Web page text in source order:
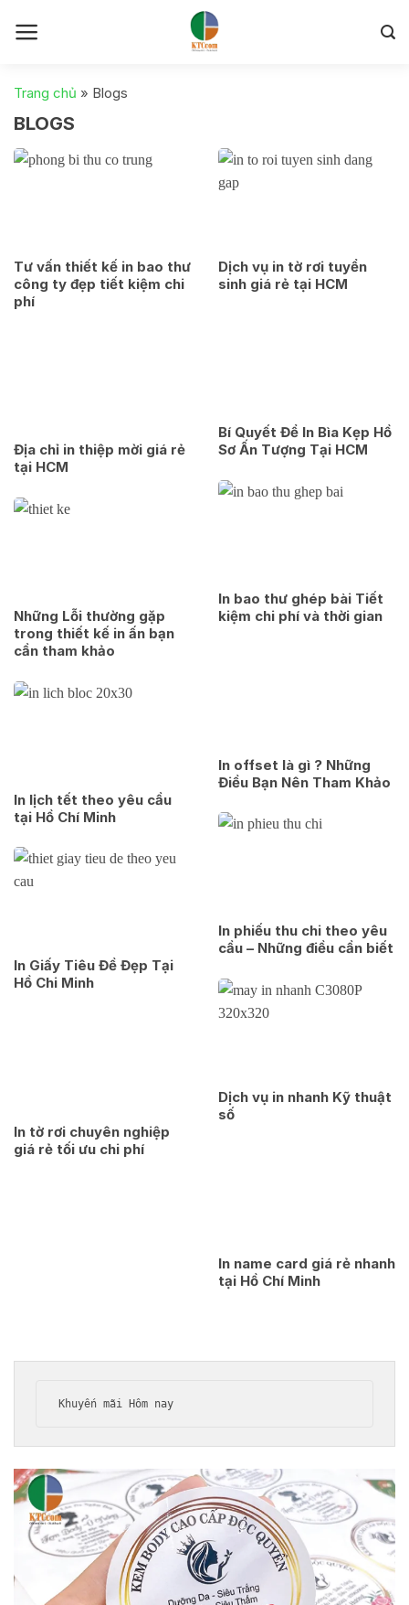
Trang chủ » Blogs
Khuyến mãi Hôm nay
BLOGS
Tư vấn thiết kế in bao thư
công ty đẹp tiết kiệm chi
phí
Dịch vụ in tờ rơi tuyển
sinh giá rẻ tại HCM
Bí Quyết Để In Bìa Kẹp Hồ
Sơ Ấn Tượng Tại HCM
Địa chỉ in thiệp mời giá rẻ
tại HCM
In bao thư ghép bài Tiết
kiệm chi phí và thời gian
Những Lỗi thường gặp
trong thiết kế in ấn bạn
cần tham khảo
In offset là gì ? Những
Điều Bạn Nên Tham Khảo
In lịch tết theo yêu cầu
tại Hồ Chí Minh
In phiếu thu chi theo yêu
cầu – Những điều cần biết
In Giấy Tiêu Đề Đẹp Tại
Hồ Chi Minh
Dịch vụ in nhanh Kỹ thuật
số
In tờ rơi chuyên nghiệp
giá rẻ tối ưu chi phí
In name card giá rẻ nhanh
tại Hồ Chí Minh